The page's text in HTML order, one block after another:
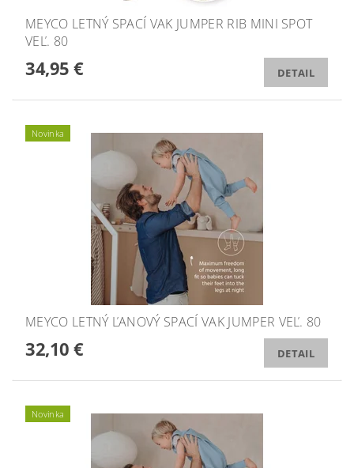
MEYCO LETNÝ SPACÍ VAK JUMPER RIB MINI SPOT
VEĽ. 80
34,95 € DETAIL
Novinka
MEYCO LETNÝ ĽANOVÝ SPACÍ VAK JUMPER VEĽ. 80
32,10 € DETAIL
Novinka